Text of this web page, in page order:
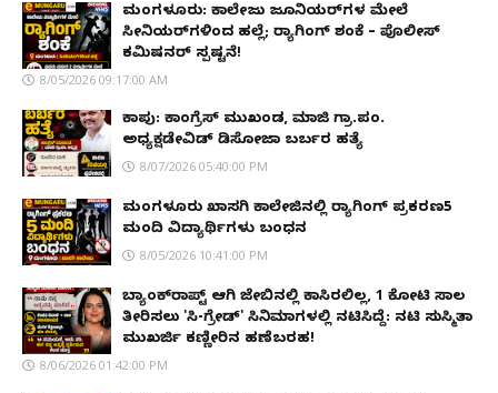
ಮಂಗಳೂರು: ಕಾಲೇಜು ಜೂನಿಯರ್‌ಗಳ ಮೇಲೆ
ಸೀನಿಯರ್‌ಗಳಿಂದ ಹಲ್ಲೆ; ರ‌್ಯಾಗಿಂಗ್ ಶಂಕೆ – ಪೊಲೀಸ್
ಕಮಿಷನರ್ ಸ್ಪಷ್ಟನೆ!
8/05/2026 09:17:00 AM
ಕಾಪು: ಕಾಂಗ್ರೆಸ್ ಮುಖಂಡ, ಮಾಜಿ ಗ್ರಾ.ಪಂ.
ಅಧ್ಯಕ್ಷಡೇವಿಡ್ ಡಿಸೋಜಾ ಬರ್ಬರ ಹತ್ಯೆ
8/07/2026 05:40:00 PM
ಮಂಗಳೂರು ಖಾಸಗಿ ಕಾಲೇಜಿನಲ್ಲಿ ರ‌್ಯಾಗಿಂಗ್ ಪ್ರಕರಣ5
ಮಂದಿ ವಿದ್ಯಾರ್ಥಿಗಳು ಬಂಧನ
8/05/2026 10:41:00 PM
ಬ್ಯಾಂಕ್‌ರಾಪ್ಟ್‌ ಆಗಿ ಜೇಬಿನಲ್ಲಿ ಕಾಸಿರಲಿಲ್ಲ, ₹1 ಕೋಟಿ ಸಾಲ
ತೀರಿಸಲು 'ಸಿ-ಗ್ರೇಡ್' ಸಿನಿಮಾಗಳಲ್ಲಿ ನಟಿಸಿದ್ದೆ: ನಟಿ ಸುಸ್ಮಿತಾ
ಮುಖರ್ಜಿ ಕಣ್ಣೀರಿನ ಹಣೆಬರಹ!
8/06/2026 01:42:00 PM